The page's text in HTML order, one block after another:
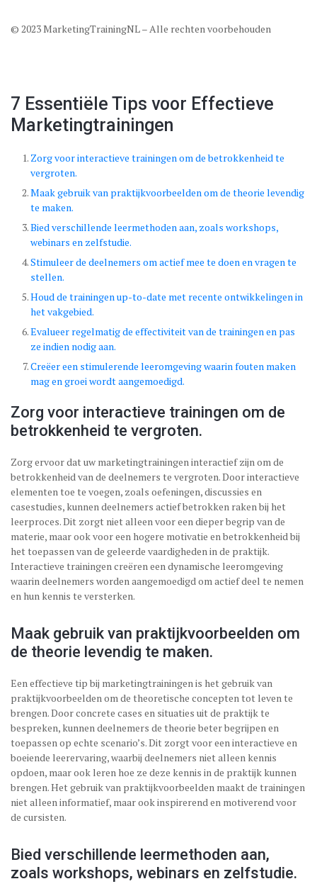
© 2023 MarketingTrainingNL – Alle rechten voorbehouden
7 Essentiële Tips voor Effectieve
Marketingtrainingen
Zorg voor interactieve trainingen om de betrokkenheid te
vergroten.
Maak gebruik van praktijkvoorbeelden om de theorie levendig
te maken.
Bied verschillende leermethoden aan, zoals workshops,
webinars en zelfstudie.
Stimuleer de deelnemers om actief mee te doen en vragen te
stellen.
Houd de trainingen up-to-date met recente ontwikkelingen in
het vakgebied.
Evalueer regelmatig de effectiviteit van de trainingen en pas
ze indien nodig aan.
Creëer een stimulerende leeromgeving waarin fouten maken
mag en groei wordt aangemoedigd.
Zorg voor interactieve trainingen om de
betrokkenheid te vergroten.
Zorg ervoor dat uw marketingtrainingen interactief zijn om de
betrokkenheid van de deelnemers te vergroten. Door interactieve
elementen toe te voegen, zoals oefeningen, discussies en
casestudies, kunnen deelnemers actief betrokken raken bij het
leerproces. Dit zorgt niet alleen voor een dieper begrip van de
materie, maar ook voor een hogere motivatie en betrokkenheid bij
het toepassen van de geleerde vaardigheden in de praktijk.
Interactieve trainingen creëren een dynamische leeromgeving
waarin deelnemers worden aangemoedigd om actief deel te nemen
en hun kennis te versterken.
Maak gebruik van praktijkvoorbeelden om
de theorie levendig te maken.
Een effectieve tip bij marketingtrainingen is het gebruik van
praktijkvoorbeelden om de theoretische concepten tot leven te
brengen. Door concrete cases en situaties uit de praktijk te
bespreken, kunnen deelnemers de theorie beter begrijpen en
toepassen op echte scenario’s. Dit zorgt voor een interactieve en
boeiende leerervaring, waarbij deelnemers niet alleen kennis
opdoen, maar ook leren hoe ze deze kennis in de praktijk kunnen
brengen. Het gebruik van praktijkvoorbeelden maakt de trainingen
niet alleen informatief, maar ook inspirerend en motiverend voor
de cursisten.
Bied verschillende leermethoden aan,
zoals workshops, webinars en zelfstudie.